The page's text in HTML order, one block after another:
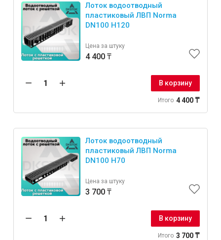
Лоток водоотводный
пластиковый ЛВП Norma
DN100 H120
Цена за штуку
4 400 ₸
В корзину
Итого 4 400 ₸
Лоток водоотводный
пластиковый ЛВП Norma
DN100 H70
Цена за штуку
3 700 ₸
В корзину
Итого 3 700 ₸